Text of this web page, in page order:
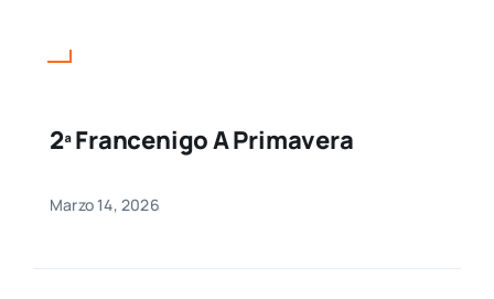
2ª Francenigo A Primavera
Marzo 14, 2026